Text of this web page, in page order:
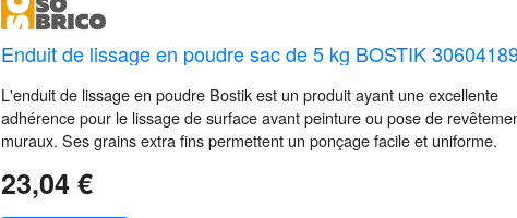
Enduit de lissage en poudre sac de 5 kg BOSTIK
L'enduit de lissage en poudre Bostik est un produit ayant une excellente
adhérence pour le lissage de surface avant peinture ou pose de
muraux. Ses grains extra fins permettent un ponçage facile et uniforme.
d'intervalle entre 2 couches : 2 à 6 h Ponçage après séchage complet : 12
23,04 €